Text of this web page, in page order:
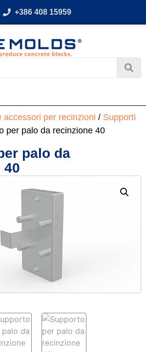
+386 408 15959
accessori per recinzioni / Supporti
per palo da recinzione 40
palo da
40